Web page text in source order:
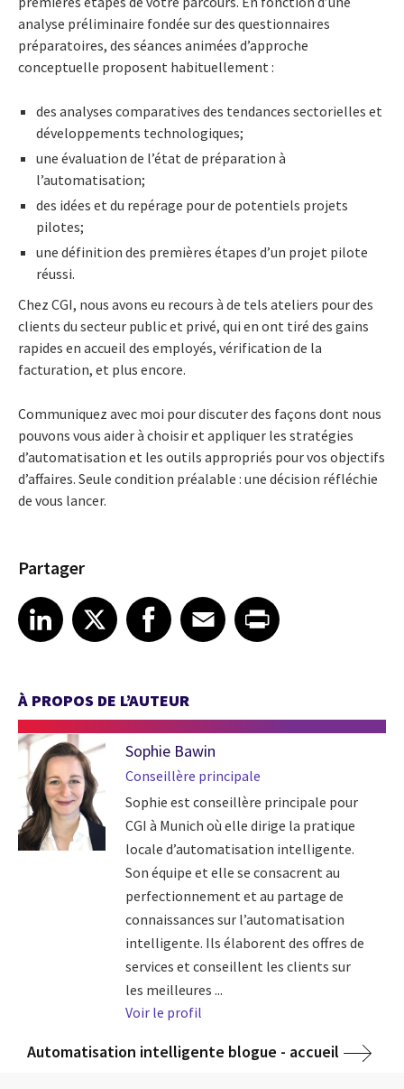
analyse préliminaire fondée sur des questionnaires
préparatoires, des séances animées d’approche
conceptuelle proposent habituellement :
des analyses comparatives des tendances sectorielles et
développements technologiques;
une évaluation de l’état de préparation à
l’automatisation;
des idées et du repérage pour de potentiels projets
pilotes;
une définition des premières étapes d’un projet pilote
réussi.
Chez CGI, nous avons eu recours à de tels ateliers pour des
clients du secteur public et privé, qui en ont tiré des gains
rapides en accueil des employés, vérification de la
facturation, et plus encore.
Communiquez avec moi pour discuter des façons dont nous
pouvons vous aider à choisir et appliquer les stratégies
d’automatisation et les outils appropriés pour vos objectifs
d’affaires. Seule condition préalable : une décision réfléchie
de vous lancer.
Partager
Share article on LinkedIn
LinkedIn
Share article on XShare article on Facebook
Facebook
Share article on Email
EmailShare article on Print
À PROPOS DE L’AUTEUR
Sophie Bawin
Conseillère principale
Sophie est conseillère principale pour
CGI à Munich où elle dirige la pratique
locale d’automatisation intelligente.
Son équipe et elle se consacrent au
perfectionnement et au partage de
connaissances sur l’automatisation
intelligente. Ils élaborent des offres de
services et conseillent les clients sur
les meilleures ...
Voir le profil
Automatisation intelligente blogue - accueil